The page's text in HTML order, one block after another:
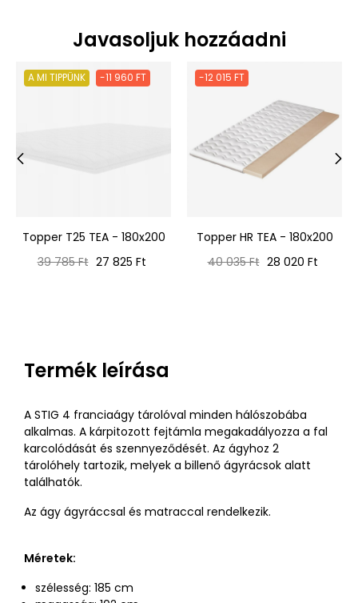
Javasoljuk hozzáadni
A MI TIPPÜNK -11 960 FT
Topper T25 TEA - 180x200
Normál
39 785 Ft Ár
27 825 Ft
-12 015 FT
Topper HR TEA - 180x200
Normál
40 035 Ft Ár
28 020 Ft
Termék leírása
A STIG 4 franciaágy tárolóval minden hálószobába
alkalmas. A kárpitozott fejtámla megakadályozza a fal
karcolódását és szennyeződését. Az ágyhoz 2
tárolóhely tartozik, melyek a billenő ágyrácsok alatt
találhatók.
Az ágy ágyráccsal és matraccal rendelkezik.
Méretek:
szélesség: 185 cm